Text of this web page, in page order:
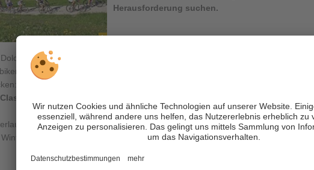
Herausforderung suchen.
zählt zu den
dieharte Kondition und harte Nerven
die
Distanz mit 60 km bei 3.200 Hm.
über die weltbekannteSellaronda, der legendären Strecke rund um das
Winter mit den Skiern befahren wird. Start- und Zielpunkt istWolkenstein